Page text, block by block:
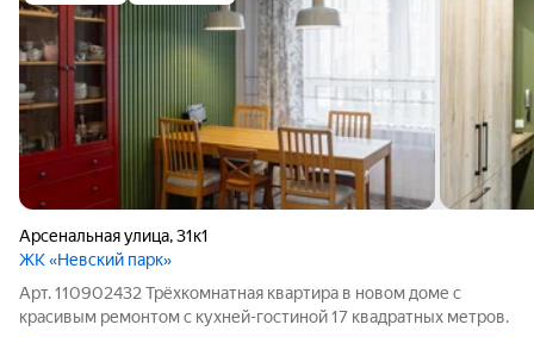
Арсенальная улица,31к1
ЖК «Невский парк»
Арт. 110902432 Трёхкомнатная квартира в новом доме с
красивым ремонтом с кухней-гостиной 17 квадратных метров.